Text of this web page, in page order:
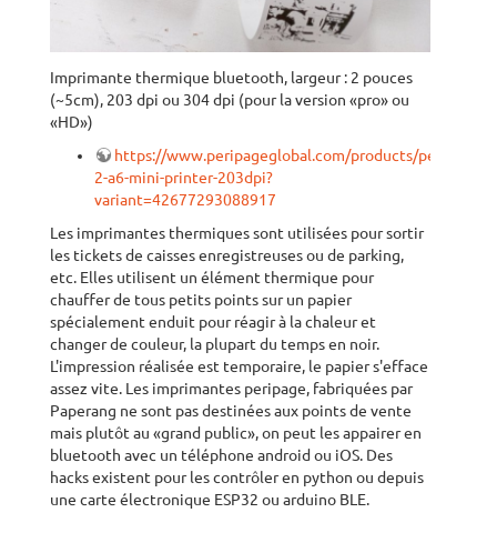
Imprimante thermique bluetooth, largeur : 2 pouces
(~5cm), 203 dpi ou 304 dpi (pour la version «pro» ou
«HD»)
https://www.peripageglobal.com/products/peripage-
2-a6-mini-printer-203dpi?
variant=42677293088917
Les imprimantes thermiques sont utilisées pour sortir
les tickets de caisses enregistreuses ou de parking,
etc. Elles utilisent un élément thermique pour
chauffer de tous petits points sur un papier
spécialement enduit pour réagir à la chaleur et
changer de couleur, la plupart du temps en noir.
L'impression réalisée est temporaire, le papier s'efface
assez vite. Les imprimantes peripage, fabriquées par
Paperang ne sont pas destinées aux points de vente
mais plutôt au «grand public», on peut les appairer en
bluetooth avec un téléphone android ou iOS. Des
hacks existent pour les contrôler en python ou depuis
une carte électronique ESP32 ou arduino BLE.